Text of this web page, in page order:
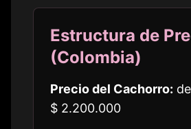
Estructura de
(Colombia)
Precio del Cachorro:
$ 2.200.000